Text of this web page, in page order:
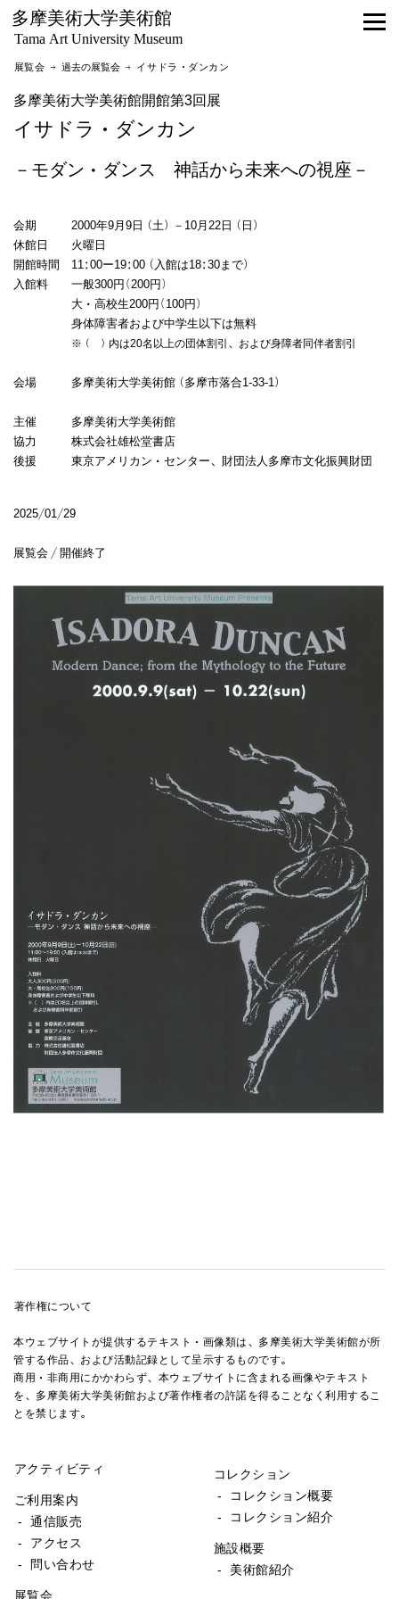
多摩美術大学美術館
Tama Art University Museum
展覧会 → 過去の展覧会→ イサドラ・ダンカン
多摩美術大学美術館開館第3回展
イサドラ・ダンカン
－モダン・ダンス 神話から未来への視座－
会期 2000年9月9日（土）－10月22日（日）
休館日 火曜日
開館時間 11:00ー19:00（入館は18:30まで）
入館料 一般300円(200円)
大・高校生200円(100円)
身体障害者および中学生以下は無料
※（ ）内は20名以上の団体割引、および身障者同伴者割引
会場 多摩美術大学美術館（多摩市落合1-33-1）
主催 多摩美術大学美術館
協力 株式会社雄松堂書店
後援 東京アメリカン・センター、財団法人多摩市文化振興財団
2025/01/29
展覧会 / 開催終了
著作権について
本ウェブサイトが提供するテキスト・画像類は、多摩美術大学美術館が所
管する作品、および活動記録として呈示するものです。
商用・非商用にかかわらず、本ウェブサイトに含まれる画像やテキスト
を、多摩美術大学美術館および著作権者の許諾を得ることなく利用するこ
とを禁じます。
アクティビティ
ご利用案内
- 通信販売
- アクセス
- 問い合わせ
展覧会
コレクション
- コレクション概要
- コレクション紹介
施設概要
- 美術館紹介